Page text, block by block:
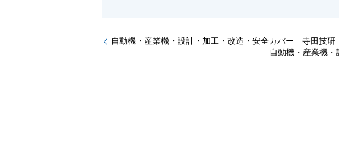
自動機・産業機・設計・加工・改造・安全カバー 寺田技研
自動機・産業機